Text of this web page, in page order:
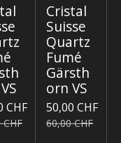
CHF
Cristal
Suisse
Quartz
Fumé
Gärsth
orn VS
50,00 CHF
60,00 CHF